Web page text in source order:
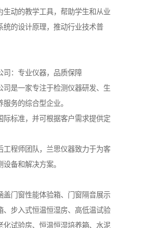
生动的教学工具，帮助学生和从业
统的设计原理，推动行业技术普
司：专业仪器，品质保障
司是一家专注于检测仪器研发、生
务的综合型企业。
际标准，并可根据客户需求提供定
工程师团队，兰思仪器致力于为客
备和解决方案。
盖门窗性能体验箱、门窗隔音展示
、步入式恒温恒湿房、高低温试验
化试验房、恒温恒湿培养箱、水泥